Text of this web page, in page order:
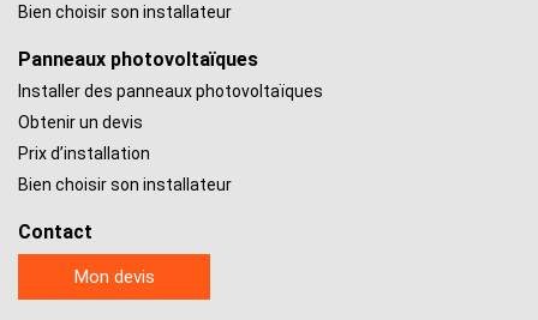
Bien choisir son installateur
Panneaux photovoltaïques
Installer des panneaux photovoltaïques
Obtenir un devis
Prix d’installation
Bien choisir son installateur
Contact
Mon devis